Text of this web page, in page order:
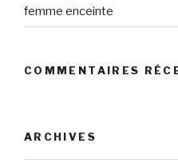
femme enceinte
COMMENTAIRES
ARCHIVES